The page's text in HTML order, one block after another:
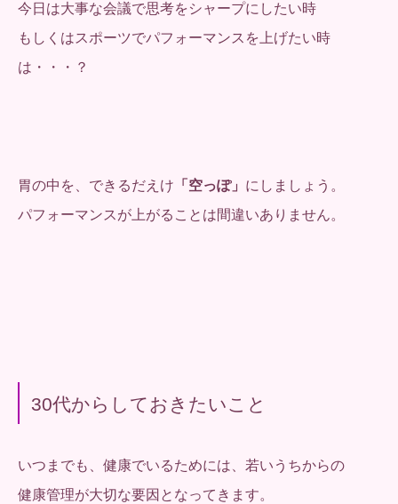
今日は大事な会議で思考をシャープにしたい時
もしくはスポーツでパフォーマンスを上げたい時
は・・・？
胃の中を、できるだえけ 「空っぽ」 にしましょう。
パフォーマンスが上がることは間違いありません。
30代からしておきたいこと
いつまでも、健康でいるためには、若いうちからの
健康管理が大切な要因となってきます。